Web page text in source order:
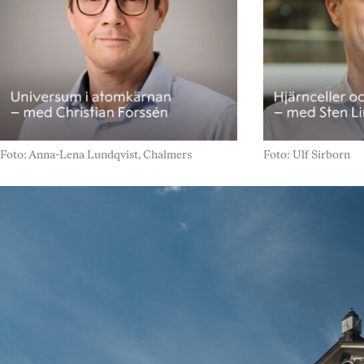
Foto: Anna-Lena Lundqvist, Chalmers Foto: Ulf Sirborn